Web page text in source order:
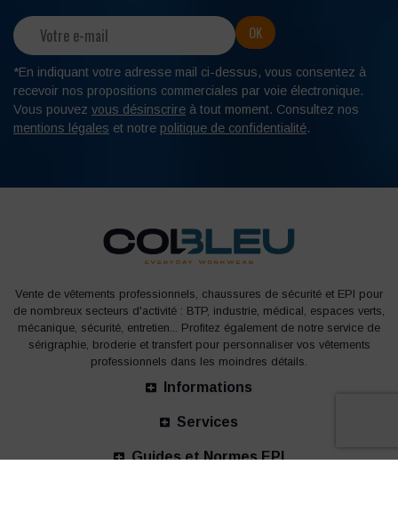
*En indiquant votre adresse mail ci-dessus, vous consentez à
recevoir nos propositions commerciales par voie électronique.
Vous pouvez vous désinscrire à tout moment. Consultez nos
mentions légales et notre politique de confidentialité.
Vente de vêtements professionnels, chaussures de sécurité et EPI pour
de nombreux secteurs d'activité : BTP, industrie, médical, espaces verts,
mécanique, sécurité, entretien... Profitez également de notre service de
sérigraphie, broderie et transfert pour personnaliser vos vêtements
professionnels dans les moindres détails.
Informations
Services
Guides et Normes EPI